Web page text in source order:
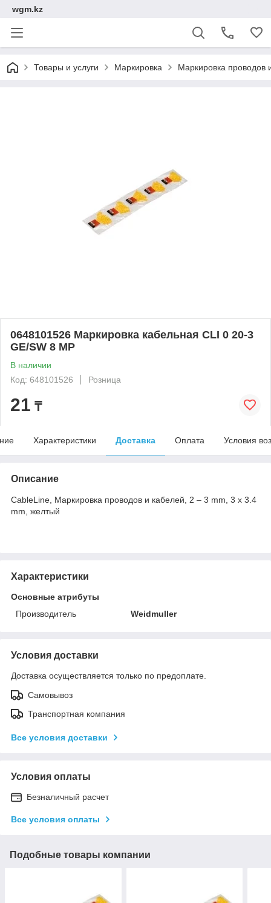
wgm.kz
Товары и услуги Маркировка Маркировка проводов
0648101526 Маркировка кабельная CLI 0 20-3
GE/SW 8 MP
В наличии
Код: 648101526
Розница
21 ₸
Характеристики Доставка Оплата Условия
Описание
CableLine, Маркировка проводов и кабелей, 2 – 3 mm, 3 x 3.4
mm, желтый
Характеристики
Основные атрибуты
Производитель
Weidmuller
Условия доставки
Доставка осуществляется только по предоплате.
Самовывоз
Транспортная компания
Все условия доставки
Условия оплаты
Безналичный расчет
Все условия оплаты
Подобные товары компании